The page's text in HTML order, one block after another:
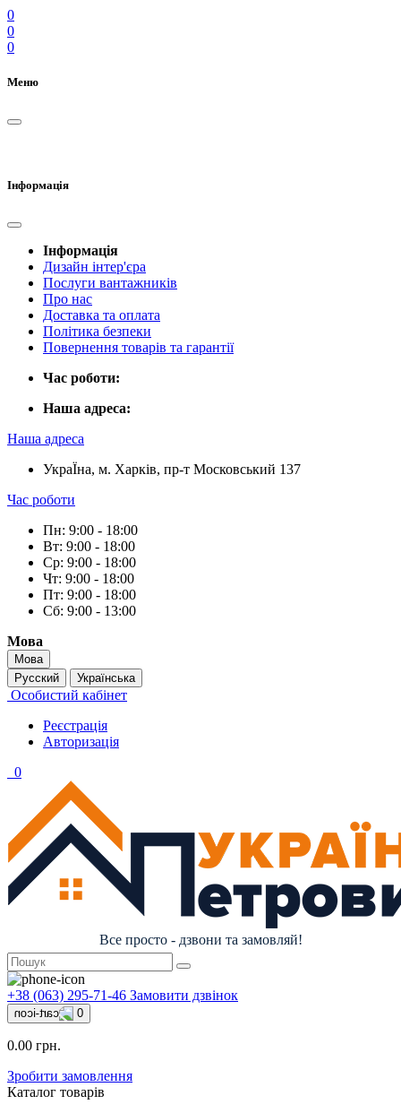
0
0
0
Меню
Інформація
Інформація
Дизайн інтер'єра
Послуги вантажників
Про нас
Доставка та оплата
Політика безпеки
Повернення товарів та гарантії
Час роботи:
Наша адреса:
Наша адреса
УкраЇна, м. Харків, пр-т Московський 137
Час роботи
Пн: 9:00 - 18:00
Вт: 9:00 - 18:00
Ср: 9:00 - 18:00
Чт: 9:00 - 18:00
Пт: 9:00 - 18:00
Сб: 9:00 - 13:00
Мова
Мова
Русский
Українська
Особистий кабінет
Реєстрація
Авторизація
0
Все просто - дзвони та замовляй!
+38 (063) 295-71-46 Замовити дзвінок
0
0.00 грн.
Зробити замовлення
Каталог товарів